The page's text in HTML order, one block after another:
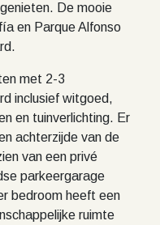
De mooie
en Parque Alfonso
met 2-3
inclusief witgoed,
en tuinverlichting. Er
achterzijde van de
van een privé
parkeergarage
bedroom heeft een
ruimte